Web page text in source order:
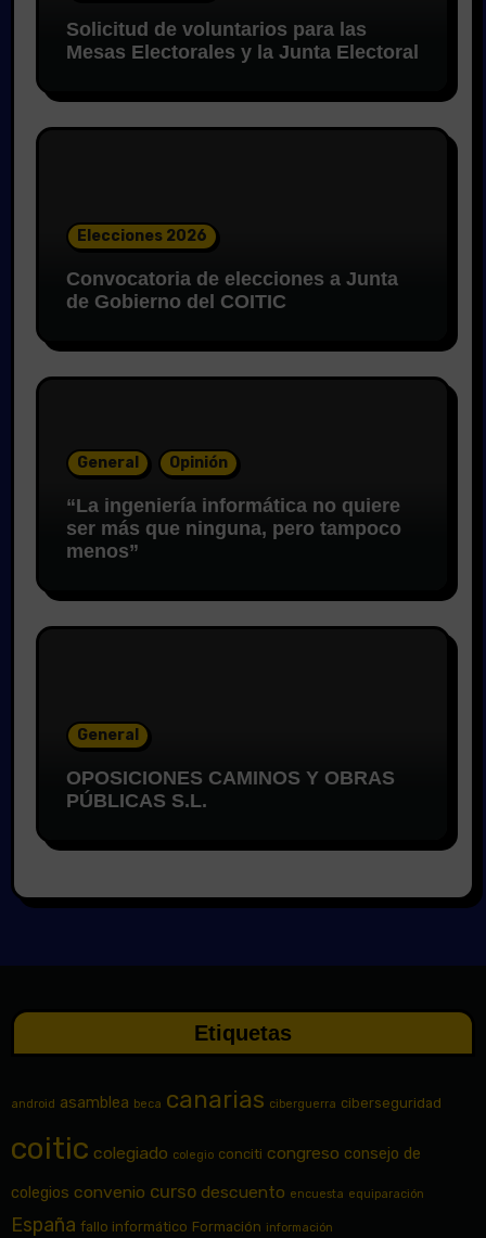
Solicitud de voluntarios para las
Mesas Electorales y la Junta Electoral
Elecciones 2026
Convocatoria de elecciones a Junta
de Gobierno del COITIC
General Opinión
“La ingeniería informática no quiere
ser más que ninguna, pero tampoco
menos”
General
OPOSICIONES CAMINOS Y OBRAS
PÚBLICAS S.L.
Etiquetas
android asamblea beca canarias ciberguerra ciberseguridad
coitic colegiado colegio conciti congreso consejo de
colegios convenio curso descuento encuesta equiparación
España fallo informático Formación información